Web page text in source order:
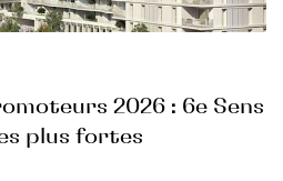
2026 : 6e Sens
plus fortes